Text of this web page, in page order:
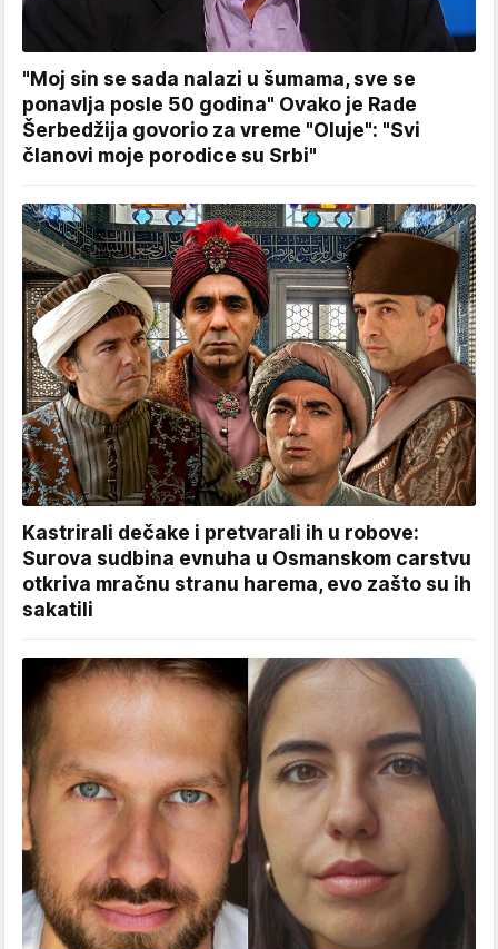
"Moj sin se sada nalazi u šumama, sve se
ponavlja posle 50 godina" Ovako je Rade
Šerbedžija govorio za vreme "Oluje": "Svi
članovi moje porodice su Srbi"
Kastrirali dečake i pretvarali ih u robove:
Surova sudbina evnuha u Osmanskom carstvu
otkriva mračnu stranu harema, evo zašto su ih
sakatili